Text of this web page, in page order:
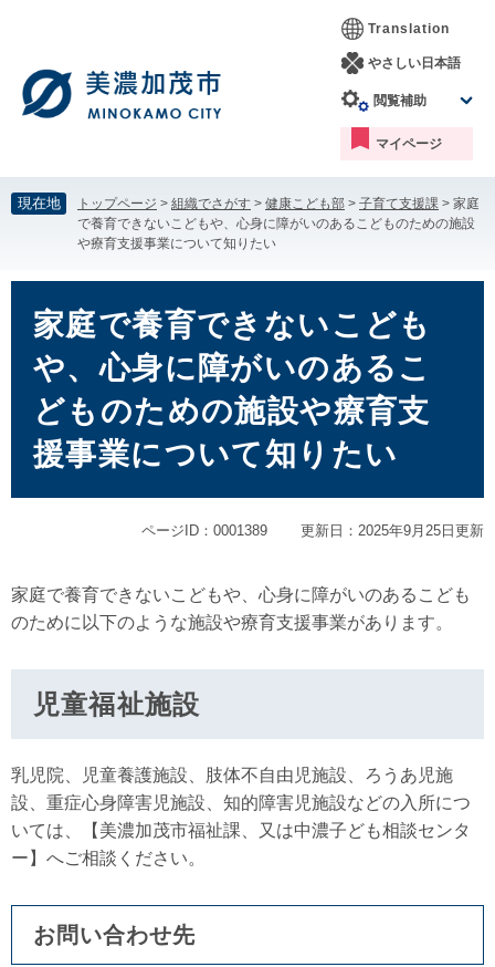
す。
し
て
本
Translation
やさしい日本語
閲覧補助
マイページ
現在地 トップページ > 組織でさがす > 健康こども部 > 子育て支援課 > 家庭
で養育できないこどもや、心身に障がいのあるこどものための施設
や療育支援事業について知りたい
家庭で養育できないこども
や、心身に障がいのあるこ
どものための施設や療育支
援事業について知りたい
ページID：0001389 更新日：2025年9月25日更新
家庭で養育できないこどもや、心身に障がいのあるこども
のために以下のような施設や療育支援事業があります。
児童福祉施設
乳児院、児童養護施設、肢体不自由児施設、ろうあ児施
設、重症心身障害児施設、知的障害児施設などの入所につ
いては、【美濃加茂市福祉課、又は中濃子ども相談センタ
ー】へご相談ください。
お問い合わせ先